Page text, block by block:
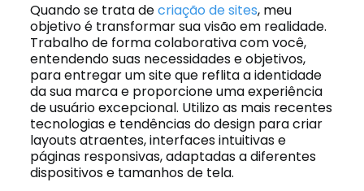
Quando se trata decriação de sites, meu
objetivo é transformar sua visão em realidade.
Trabalho de forma colaborativa com você,
entendendo suas necessidades e objetivos,
para entregar um site que reflita a identidade
da sua marca e proporcione uma experiência
de usuário excepcional. Utilizo as mais recentes
tecnologias e tendências do design para criar
layouts atraentes, interfaces intuitivas e
páginas responsivas, adaptadas a diferentes
dispositivos e tamanhos de tela.